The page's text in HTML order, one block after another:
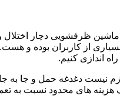
ظرفشویی دچار اختلال
از کاربران بوده و
اندازی کنیم.
نیست دغدغه حمل و جا به
های محدود نسبت به